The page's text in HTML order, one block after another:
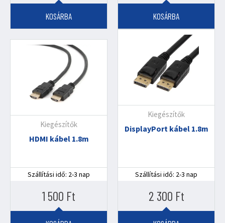
KOSÁRBA KOSÁRBA
Kiegészítők
HDMI kábel 1.8m
Szállítási idő: 2-3 nap
1 500 Ft
Kiegészítők
DisplayPort kábel 1.8m
Szállítási idő: 2-3 nap
2 300 Ft